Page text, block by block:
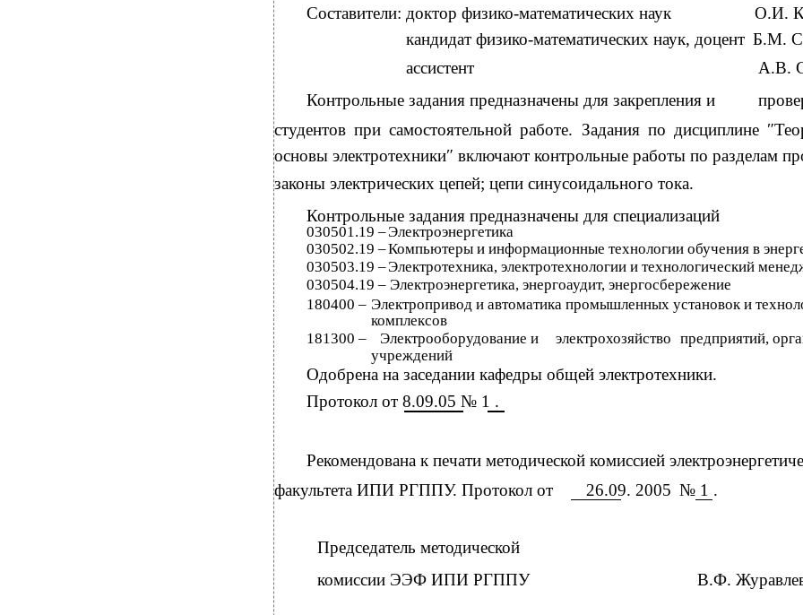
Составители: доктор физико-математических наук
О.И.
кандидат физико-математических наук, доцент Б.М.
ассистент
А.В.
Контрольные задания предназначены для закрепления и
студентов при самостоятельной работе. Задания по дисциплине
основы электротехники″ включают контрольные работы по разделам
законы электрических цепей; цепи синусоидального тока.
Контрольные задания предназначены для специализаций
030501.19 –Электроэнергетика
030502.19 –Компьютеры и информационные технологии обучения в
030503.19 –Электротехника, электротехнологии и технологический
030504.19 – Электроэнергетика, энергоаудит, энергосбережение
180400 – Электропривод и автоматика промышленных установок и
комплексов
181300 –
Электрооборудование и электрохозяйство предприятий,
учреждений
Одобрена на заседании кафедры общей электротехники.
Протокол от 8.09.05 № 1 .
Рекомендована к печати методической комиссией
факультета ИПИ РГППУ. Протокол от
26.09. 2005 № 1 .
Председатель методической
комиссии ЭЭФ ИПИ РГППУ
В.Ф.